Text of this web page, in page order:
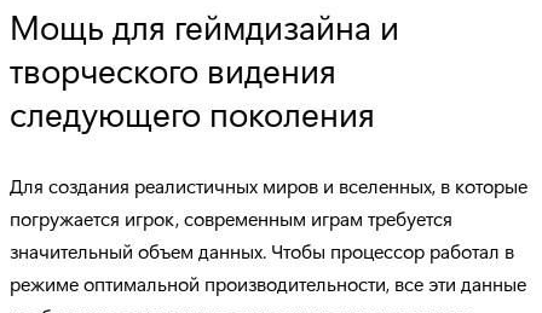
Мощь для геймдизайна и
творческого видения
следующего поколения
Для создания реалистичных миров и вселенных, в которые
погружается игрок, современным играм требуется
значительный объем данных. Чтобы процессор работал в
режиме оптимальной производительности, все эти данные